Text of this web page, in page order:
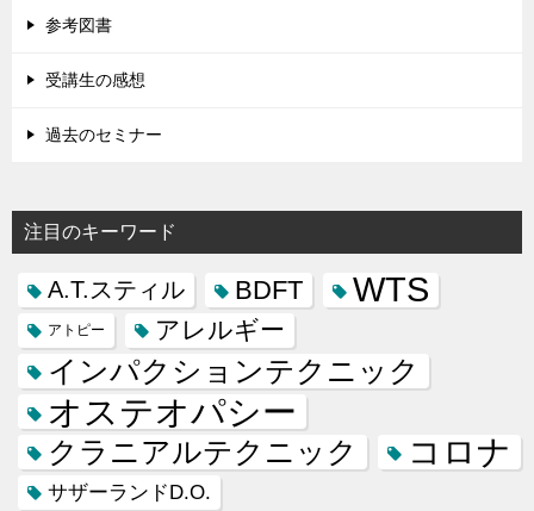
参考図書
受講生の感想
過去のセミナー
注目のキーワード
A.T.スティル BDFT WTS
アトピー アレルギー
インパクションテクニック
オステオパシー
クラニアルテクニック コロナ
サザーランドD.O.